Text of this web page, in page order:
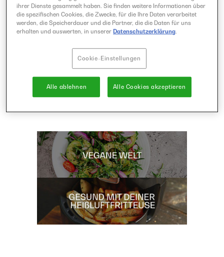
ihrer Dienste gesammelt haben. Sie finden weitere Informationen über
die spezifischen Cookies, die Zwecke, für die Ihre Daten verarbeitet
werden, die Speicherdauer und die Partner, die die Daten für uns
erhalten und auswerten, in unserer Datenschutzerklärung
Cookie-Einstellungen
Alle ablehnen Alle Cookies akzeptieren